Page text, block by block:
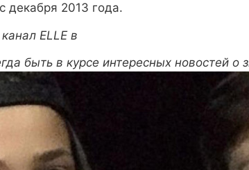
декабря 2013 года.
ELLE в
быть в курсе интересных новостей о